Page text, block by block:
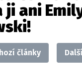
ji ani
články